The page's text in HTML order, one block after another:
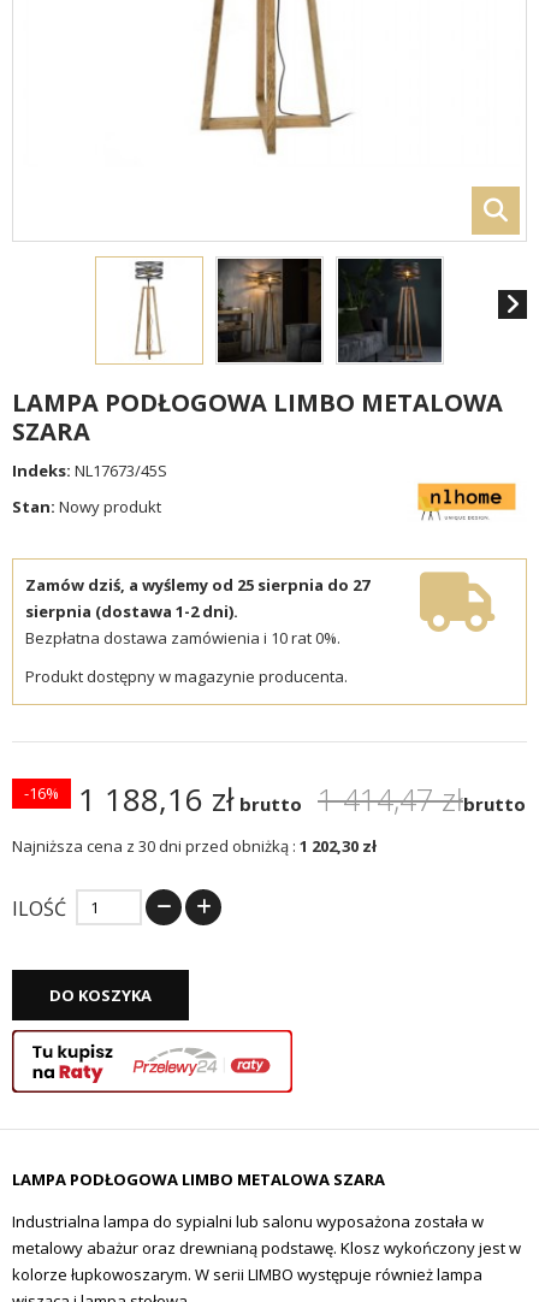
LAMPA PODŁOGOWA LIMBO METALOWA
SZARA
Indeks: NL17673/45S
Stan: Nowy produkt
Zamów dziś, a wyślemy od 25 sierpnia do 27
sierpnia (dostawa 1-2 dni).
Bezpłatna dostawa zamówienia i 10 rat 0%.
Produkt dostępny w magazynie producenta.
1 188,16 zł brutto 1 414,47 złbrutto
-16%
Najniższa cena z 30 dni przed obniżką : 1 202,30 zł
ILOŚĆ
DO KOSZYKA
LAMPA PODŁOGOWA LIMBO METALOWA SZARA
Industrialna lampa do sypialni lub salonu wyposażona została w
metalowy abażur oraz drewnianą podstawę. Klosz wykończony jest w
kolorze łupkowoszarym. W serii LIMBO występuje również lampa